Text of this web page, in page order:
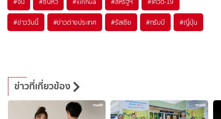
#ข่าววันนี้ #ข่าวต่างประเทศ #รัสเซีย #ทรัมป์ #ญี่ปุ่น
ข่าวที่เกี่ยวข้อง